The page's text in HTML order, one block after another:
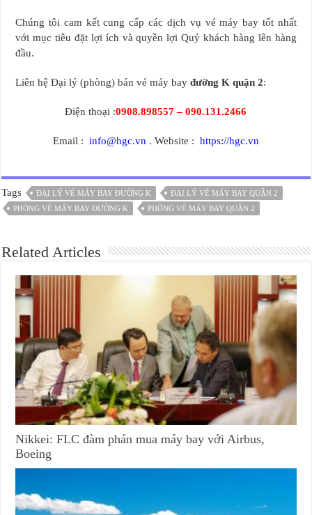
Chúng tôi cam kết cung cấp các dịch vụ vé máy bay tốt nhất
với mục tiêu đặt lợi ích và quyền lợi Quý khách hàng lên hàng
đầu.
Liên hệ Đại lý (phòng) bán vé máy bayđường K quận 2:
Điện thoại :0908.898557 – 090.131.2466
Email : info@hgc.vn. Website : https://hgc.vn
Tags ĐẠI LÝ VÉ MÁY BAY ĐƯỜNG K
ĐẠI LÝ VÉ MÁY BAY QUẬN 2
PHÒNG VÉ MÁY BAY ĐƯỜNG K
PHÒNG VÉ MÁY BAY QUẬN 2
Related Articles
Nikkei: FLC đàm phán mua máy bay với Airbus,
Boeing